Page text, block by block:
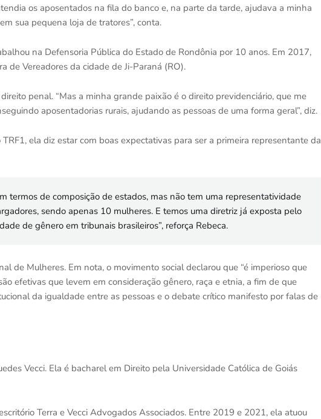
os aposentados na fila do banco e, na parte da tarde, ajudava a minha
sua pequena loja de tratores”, conta.
na Defensoria Pública do Estado de Rondônia por 10 anos. Em 2017,
de Vereadores da cidade de Ji-Paraná (RO).
penal. “Mas a minha grande paixão é o direito previdenciário, que me
aposentadorias rurais, ajudando as pessoas de uma forma geral”, diz.
ela diz estar com boas expectativas para ser a primeira representante da
termos de composição de estados, mas não tem uma representatividade
sendo apenas 10 mulheres. E temos uma diretriz já exposta pelo
de gênero em tribunais brasileiros”, reforça Rebeca.
de Mulheres. Em nota, o movimento social declarou que “é imperioso que
efetivas que levem em consideração gênero, raça e etnia, a fim de que
da igualdade entre as pessoas e o debate crítico manifesto por falas de
Vecci. Ela é bacharel em Direito pela Universidade Católica de Goiás
Terra e Vecci Advogados Associados. Entre 2019 e 2021, ela atuou